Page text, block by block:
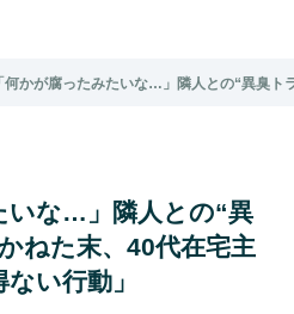
語解説 #話題の企業 #国内株式型
「何かが腐ったみたいな…」隣人との“異臭
いな…」隣人との“異
ねた末、40代在宅主
い行動」